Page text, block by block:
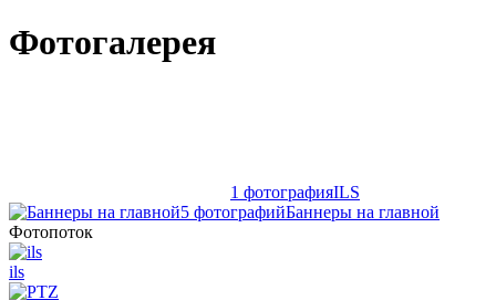
Фотогалерея
1 фотографияILS
5 фотографийБаннеры на главной
Фотопоток
ils